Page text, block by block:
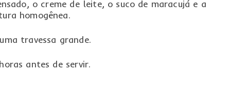
o creme de leite, o suco de maracujá e a
homogênea.
travessa grande.
antes de servir.